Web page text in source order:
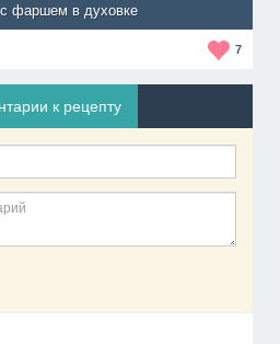
с фаршем в духовке
7
к рецепту